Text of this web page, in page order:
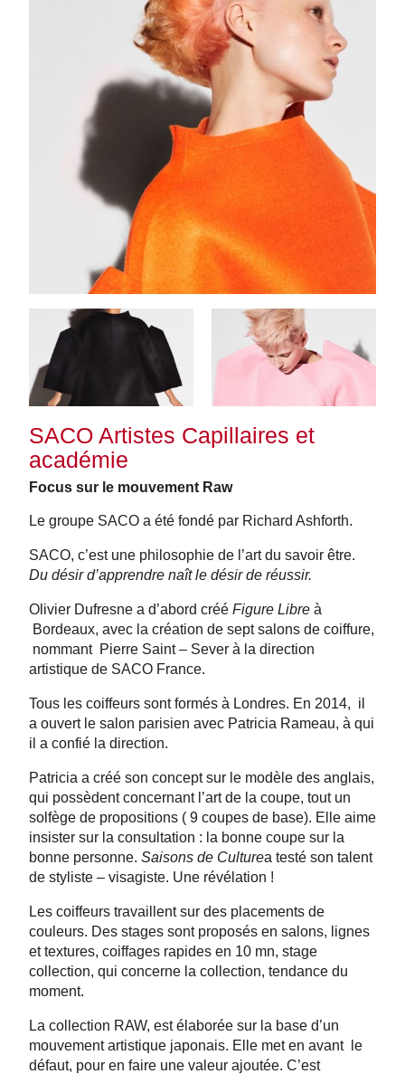
SACO Artistes Capillaires et
académie
Focus sur le mouvement Raw
Le groupe SACO a été fondé par Richard Ashforth.
SACO, c’est une philosophie de l’art du savoir être.
Du désir d’apprendre naît le désir de réussir.
Olivier Dufresne a d’abord créé Figure Libre à
Bordeaux, avec la création de sept salons de coiffure,
nommant Pierre Saint – Sever à la direction
artistique de SACO France.
Tous les coiffeurs sont formés à Londres. En 2014, il
a ouvert le salon parisien avec Patricia Rameau, à qui
il a confié la direction.
Patricia a créé son concept sur le modèle des anglais,
qui possèdent concernant l’art de la coupe, tout un
solfège de propositions ( 9 coupes de base). Elle aime
insister sur la consultation : la bonne coupe sur la
bonne personne. Saisons de Culturea testé son talent
de styliste – visagiste. Une révélation !
Les coiffeurs travaillent sur des placements de
couleurs. Des stages sont proposés en salons, lignes
et textures, coiffages rapides en 10 mn, stage
collection, qui concerne la collection, tendance du
moment.
La collection RAW, est élaborée sur la base d’un
mouvement artistique japonais. Elle met en avant le
défaut, pour en faire une valeur ajoutée. C’est